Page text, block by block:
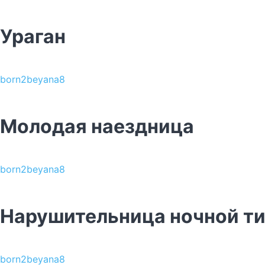
Ураган
born2beyana8
Молодая наездница
born2beyana8
Нарушительница ночной
born2beyana8